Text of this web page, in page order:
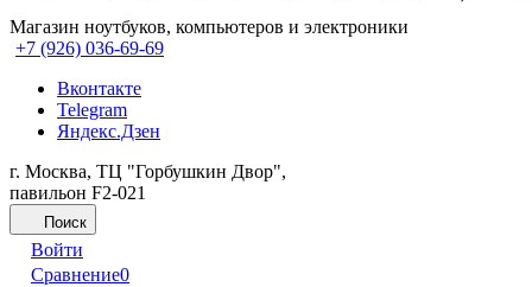
Магазин ноутбуков, компьютеров и электроники
+7 (926) 036-69-69
Вконтакте
Telegram
Яндекс.Дзен
г. Москва, ТЦ "Горбушкин Двор",
павильон F2-021
Поиск
Войти
Сравнение0